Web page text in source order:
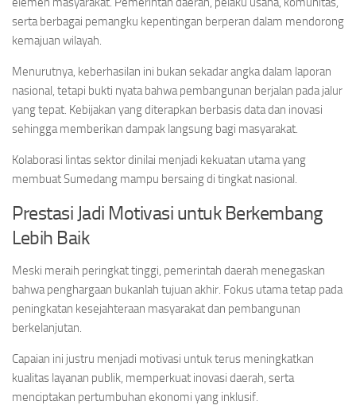
serta berbagai pemangku kepentingan berperan dalam mendorong
kemajuan wilayah.
Menurutnya, keberhasilan ini bukan sekadar angka dalam laporan
nasional, tetapi bukti nyata bahwa pembangunan berjalan pada jalur
yang tepat. Kebijakan yang diterapkan berbasis data dan inovasi
sehingga memberikan dampak langsung bagi masyarakat.
Kolaborasi lintas sektor dinilai menjadi kekuatan utama yang
membuat Sumedang mampu bersaing di tingkat nasional.
Prestasi Jadi Motivasi untuk Berkembang
Lebih Baik
Meski meraih peringkat tinggi, pemerintah daerah menegaskan
bahwa penghargaan bukanlah tujuan akhir. Fokus utama tetap pada
peningkatan kesejahteraan masyarakat dan pembangunan
berkelanjutan.
Capaian ini justru menjadi motivasi untuk terus meningkatkan
kualitas layanan publik, memperkuat inovasi daerah, serta
menciptakan pertumbuhan ekonomi yang inklusif.